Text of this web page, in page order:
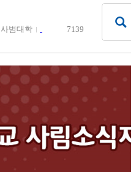
사범대학 7139